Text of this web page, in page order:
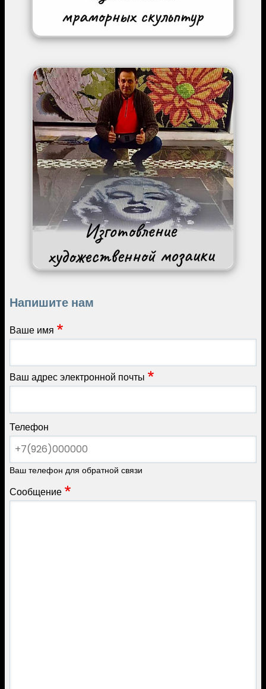
Image
Напишите нам
Ваше имя
Ваш адрес электронной почты
Телефон
Ваш телефон для обратной связи
Сообщение